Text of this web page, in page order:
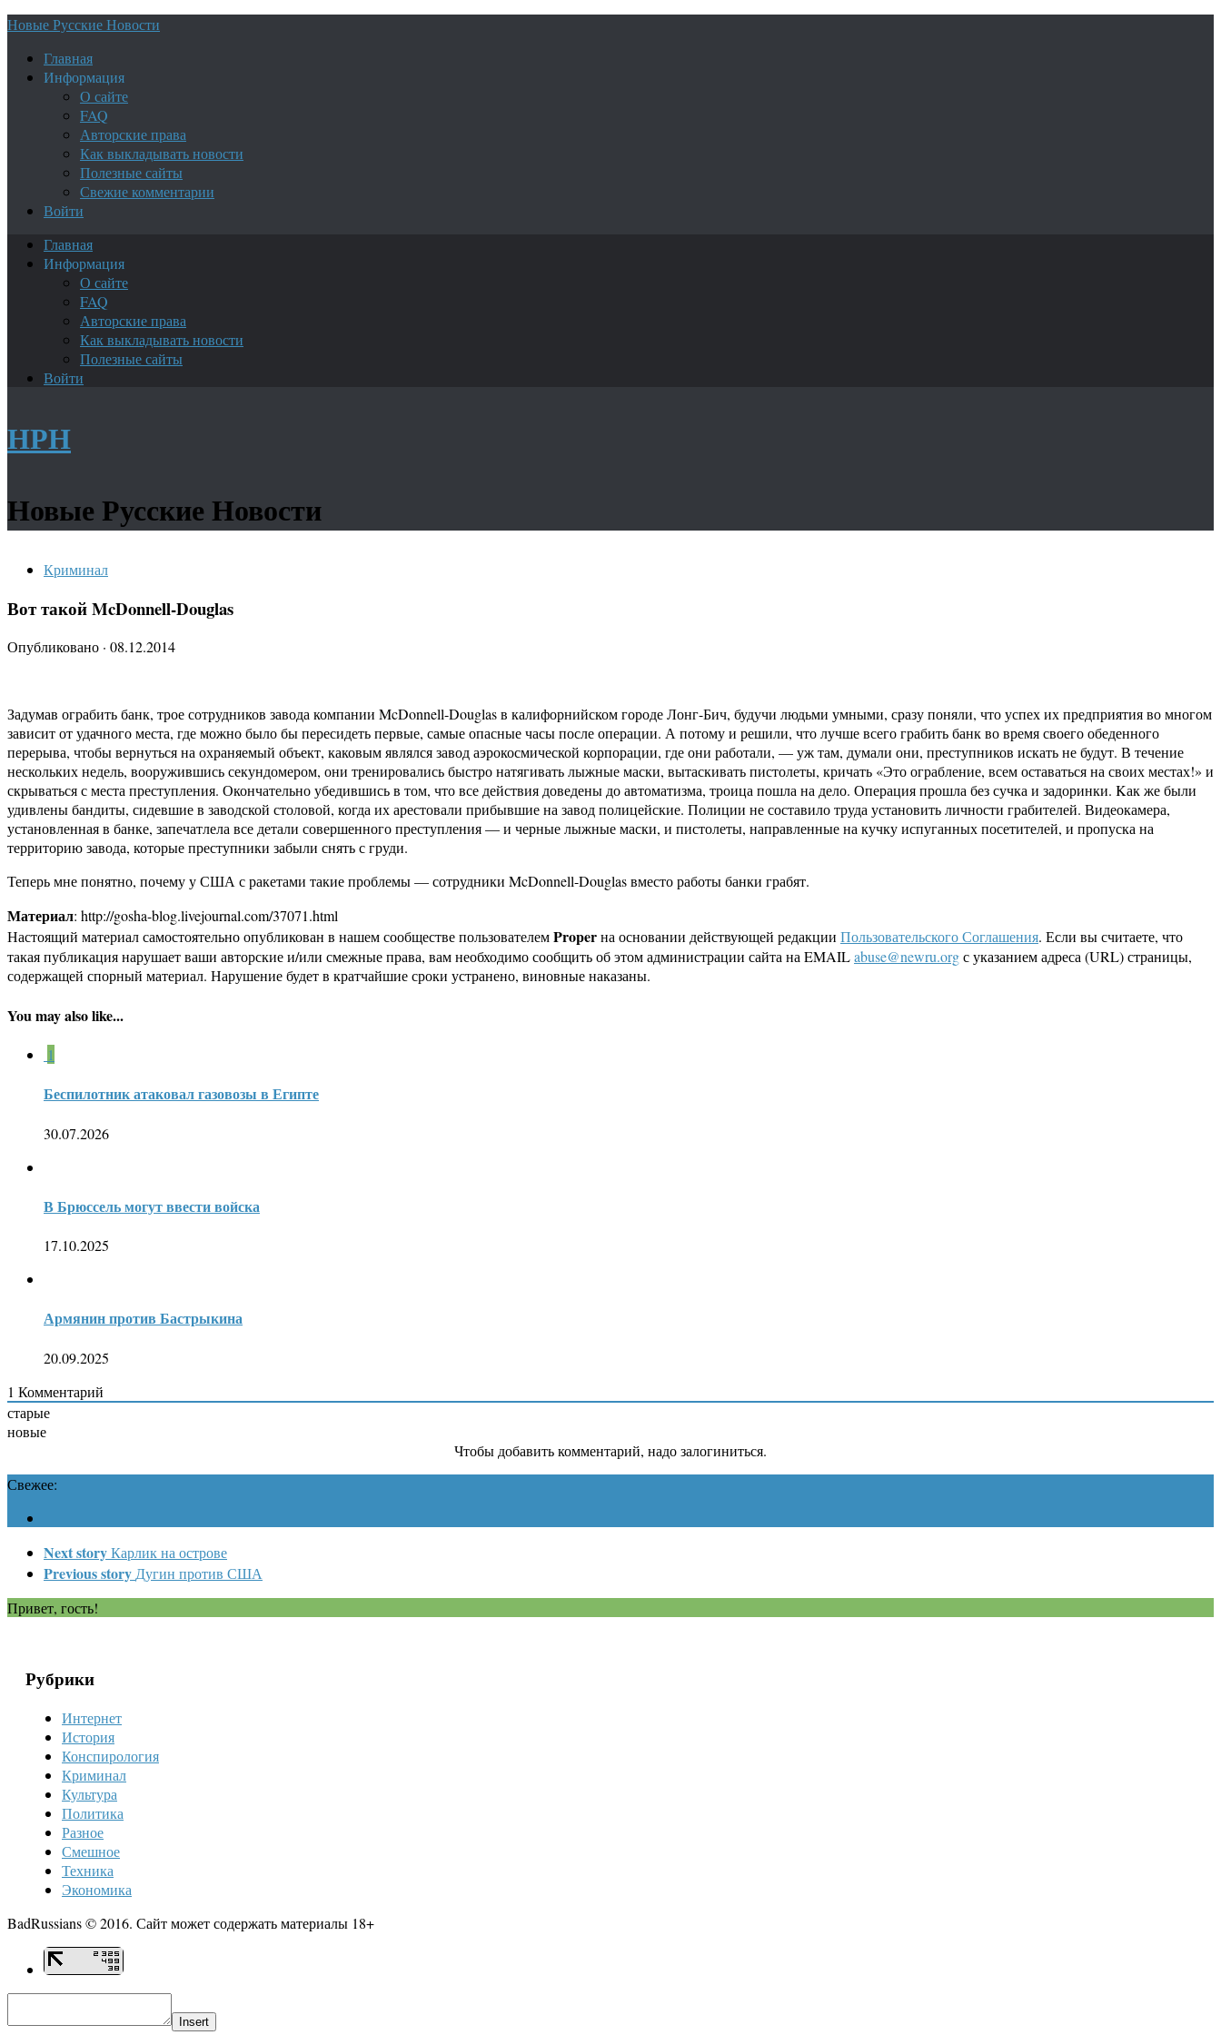
Новые Русские Новости
Главная
Информация
О сайте
FAQ
Авторские права
Как выкладывать новости
Полезные сайты
Свежие комментарии
Войти
Главная
Информация
О сайте
FAQ
Авторские права
Как выкладывать новости
Полезные сайты
Войти
НРН
Новые Русские Новости
Криминал
Вот такой McDonnell-Douglas
Опубликовано · 08.12.2014
Задумав ограбить банк, трое сотрудников завода компании McDonnell-Douglas в калифорнийском городе Лонг-Бич, будучи людьми умными, сразу поняли, что успех их предприятия во многом
зависит от удачного места, где можно было бы пересидеть первые, самые опасные часы после операции. А потому и решили, что лучше всего грабить банк во время своего обеденного
перерыва, чтобы вернуться на охраняемый объект, каковым являлся завод аэрокосмической корпорации, где они работали, — уж там, думали они, преступников искать не будут. В течение
нескольких недель, вооружившись секундомером, они тренировались быстро натягивать лыжные маски, вытаскивать пистолеты, кричать «Это ограбление, всем оставаться на своих местах!» и
скрываться с места преступления. Окончательно убедившись в том, что все действия доведены до автоматизма, троица пошла на дело. Операция прошла без сучка и задоринки. Kак же были
удивлены бандиты, сидевшие в заводской столовой, когда их арестовали прибывшие на завод полицейские. Полиции не составило труда установить личности грабителей. Видеокамера,
установленная в банке, запечатлела все детали совершенного преступления — и черные лыжные маски, и пистолеты, направленные на кучку испуганных посетителей, и пропуска на
территорию завода, которые преступники забыли снять с груди.
Теперь мне понятно, почему у США с ракетами такие проблемы — сотрудники McDonnell-Douglas вместо работы банки грабят.
Материал: http://gosha-blog.livejournal.com/37071.html
Настоящий материал самостоятельно опубликован в нашем сообществе пользователемProperна основании действующей редакции Пользовательского Соглашения. Если вы считаете, что
такая публикация нарушает ваши авторские и/или смежные права, вам необходимо сообщить об этом администрации сайта на EMAILabuse@newru.orgс указанием адреса (URL) страницы,
содержащей спорный материал. Нарушение будет в кратчайшие сроки устранено, виновные наказаны.
You may also like...
1
Беспилотник атаковал газовозы в Египте
30.07.2026
В Брюссель могут ввести войска
17.10.2025
Армянин против Бастрыкина
20.09.2025
1 Комментарий
старые
новые
Чтобы добавить комментарий, надо залогиниться.
Свежее:
Next storyКарлик на острове
Previous story Дугин против США
Привет, гость!
Рубрики
Интернет
История
Конспирология
Криминал
Культура
Политика
Разное
Смешное
Техника
Экономика
BadRussians © 2016. Сайт может содержать материалы 18+
Insert